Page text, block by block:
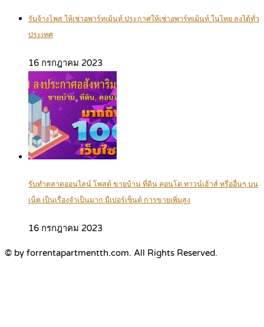
รับจ้างโพส ให้เช่าอพาร์ทเม้นท์ ประกาศให้เช่าอพาร์ทเม้นท์ ในไทย ลงได้ทั่ว
ประเทศ
16 กรกฎาคม 2023
รับทำตลาดออนไลน์ โพสต์ ขายบ้าน ที่ดิน คอนโด ทาวน์เฮ้าส์ หรืออื่นๆ บน
เน็ต เป็นเรื่องจำเป็นมาก มีเปอร์เซ็นต์ การขายเพิ่มสูง
16 กรกฎาคม 2023
© by forrentapartmentth.com. All Rights Reserved.